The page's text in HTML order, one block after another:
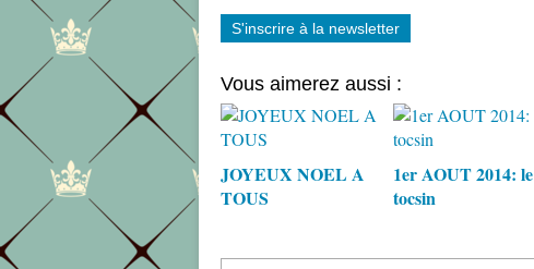
S'inscrire à la newsletter
Vous aimerez aussi :
JOYEUX NOEL A
TOUS
1er AOUT 2014: le
tocsin